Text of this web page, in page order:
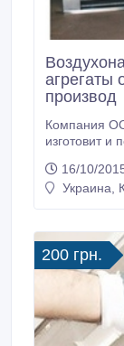
агрегаты
производ
Компания
изготовит и
электрические
установки
(ВН, ВНВ, КсК, КПсК); - Электрокалориферы серии
ПНЕ; - Отопительные установки АО2, АО-ВВО, АО-
ПВО.
16/10/
Украина,
200 грн.